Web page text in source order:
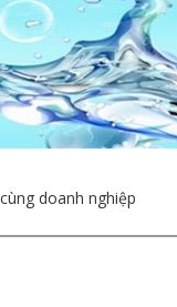
doanh nghiệp